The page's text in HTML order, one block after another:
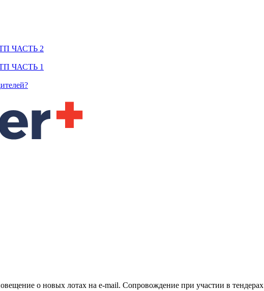
ЧАСТЬ 2
ЧАСТЬ 1
о новых лотах на e-mail. Сопровождение при участии в тендерах